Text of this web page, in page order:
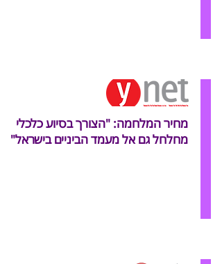
מחיר המלחמה: "הצורך בסיוע כלכלי
מחלחל גם אל מעמד הביניים בישראל"